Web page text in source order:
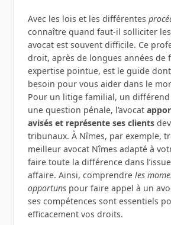
Avec les lois et les différentes
connaître quand faut-il solliciter les
avocat est souvent difficile. Ce
droit, après de longues années de
expertise pointue, est le guide
besoin pour vous aider dans le
Pour un litige familial, un
une question pénale, l’avocat
avisés et représente ses clients
tribunaux. À Nîmes, par exemple,
meilleur avocat Nîmes adapté à
faire toute la différence dans
affaire. Ainsi, comprendre les
opportunspour faire appel à un
ses compétences sont essentiels
efficacement vos droits.